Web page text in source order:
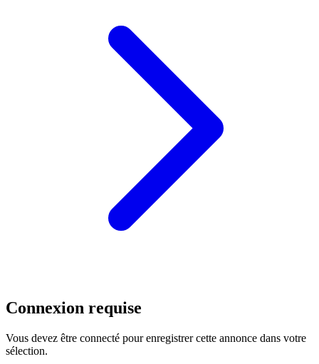
Connexion requise
Vous devez être connecté pour enregistrer cette annonce dans votre
sélection.